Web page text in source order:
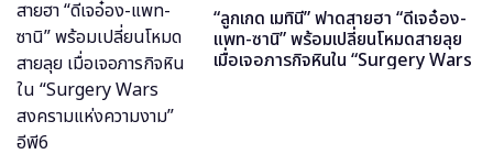
“ลูกเกด เมทินี” ฟาดสายฮา “ดีเจอ๋อง-
แพท-ซานิ” พร้อมเปลี่ยนโหมดสายลุย
เมื่อเจอภารกิจหินใน “Surgery Wars